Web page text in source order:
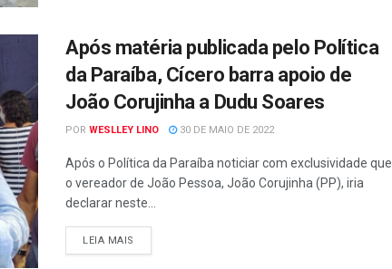
Após matéria publicada pelo Política
da Paraíba, Cícero barra apoio de
João Corujinha a Dudu Soares
POR WESLLEY LINO 30 DE MAIO DE 2022
Após o Política da Paraíba noticiar com exclusividade que
o vereador de João Pessoa, João Corujinha (PP), iria
declarar neste...
LEIA MAIS